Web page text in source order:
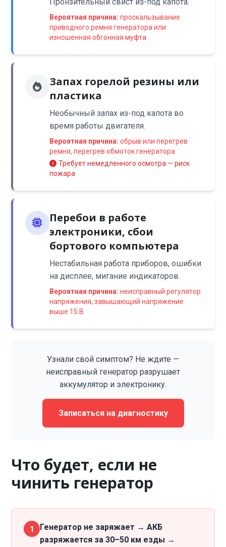
Вероятная причина: проскальзывание
приводного ремня генератора или
изношенная обгонная муфта
Запах горелой резины или
пластика
Необычный запах из-под капота во
время работы двигателя.
Вероятная причина: обрыв или перегрев
ремня, перегрев обмоток генератора
Требует немедленного осмотра — риск
пожара
Перебои в работе
электроники, сбои
бортового компьютера
Нестабильная работа приборов, ошибки
на дисплее, мигание индикаторов.
Вероятная причина: неисправный регулятор
напряжения, завышающий напряжение
выше 15 В
Узнали свой симптом? Не ждите —
неисправный генератор разрушает
аккумулятор и электронику.
Записаться на диагностику
Что будет, если не
чинить генератор
1
Генератор не заряжает → АКБ
разряжается за 30–50 км езды →